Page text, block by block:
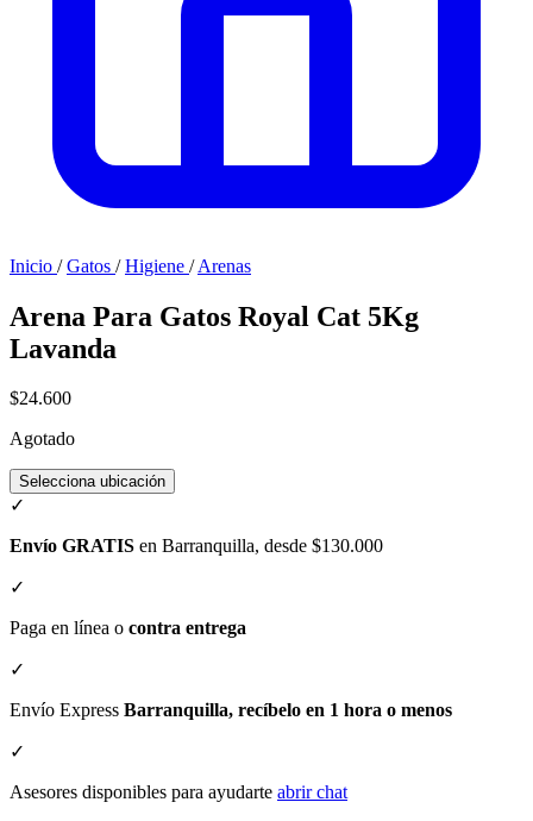
Inicio / Gatos / Higiene / Arenas
Arena Para Gatos Royal Cat 5Kg
Lavanda
$24.600
Agotado
Selecciona ubicación
✓
Envío GRATIS en Barranquilla, desde $130.000
✓
Paga en línea o contra entrega
✓
Envío Express Barranquilla, recíbelo en 1 hora o menos
✓
Asesores disponibles para ayudarte abrir chat